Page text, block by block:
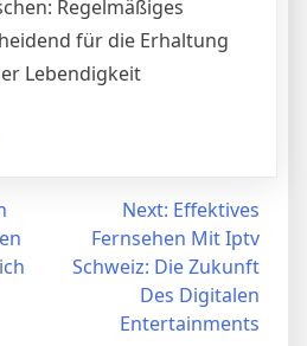
Regelmäßiges
für die Erhaltung
Lebendigkeit
Next: Effektives
Fernsehen Mit Iptv
Schweiz: Die Zukunft
Des Digitalen
Entertainments